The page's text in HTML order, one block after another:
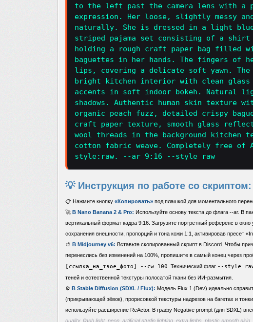
to the left past the camera lens with a
expression. Her loose, slightly messy
naturally. She is dressed in a light
striped pajama set consisting of a shirt
holding a rough craft paper bag filled
baguettes in her hands. The fingers of
lips, covering a delicate soft yawn. The
bright kitchen interior with clean glass
accents in soft indoor bokeh. Natural
shadows. Authentic human skin texture
organic peach fuzz, detailed crispy
craft paper texture, smooth glass
wool threads in the background kitchen
cotton fabric weave. Completely free of
style:raw. --ar 9:16 --style raw
💡 Инструкция по работе со скриптом:
📋 Нажмите кнопку «Копировать» под плашкой для моментального
🚀 В Nano Banana 2 & Pro: Используйте основу текста до флага --ar. В
вертикальный формат кадра 9:16. Загрузите портретный референс в окно
сохранения внешности, пропорций и тона кожи 1:1, активировав пресет
🎨 В Midjourney v6: Вставьте скопированный скрипт в Discord. Чтобы
перенеслись без изменений на 100%, пропишите в самый конец через
[ссылка_на_твое_фото] --cw 100 . Технический флаг --style
теней и естественной текстуры полосатой ткани без ИИ-размытия.
⚙️ В Stable Diffusion (SDXL / Flux): Модель Flux.1 (Dev) идеально
(прикрывающей зёвок), прорисовкой текстуры надрезов на багетах и
используйте расширение ReActor. В графу Negative prompt (для SDXL)
quality, flash light, neon, artificial studio lighting, extra limbs, plastic smooth